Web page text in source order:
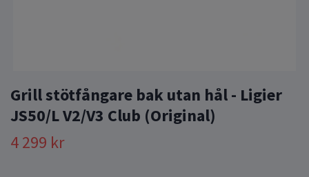
Grill stötfångare bak utan hål - Ligier
JS50/L V2/V3 Club (Original)
4 299 kr